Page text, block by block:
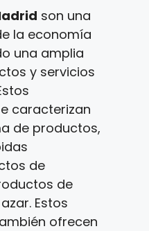
son una
la economía
una amplia
y servicios
caracterizan
de productos,
de
de
Estos
ofrecen